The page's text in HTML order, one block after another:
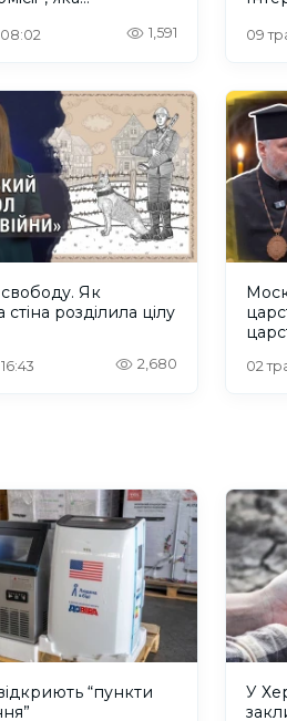
1,591 09
Як
стіна розділила цілу
2,680 02
“пункти
У